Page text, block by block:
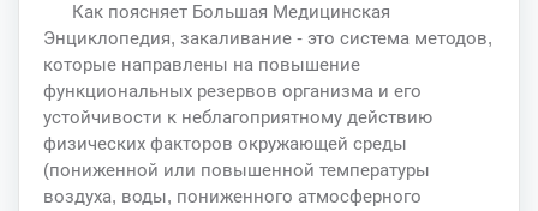
Как поясняет Большая Медицинская
Энциклопедия, закаливание - это система методов,
которые направлены на повышение
функциональных резервов организма и его
устойчивости к неблагоприятному действию
физических факторов окружающей среды
(пониженной или повышенной температуры
воздуха, воды, пониженного атмосферного